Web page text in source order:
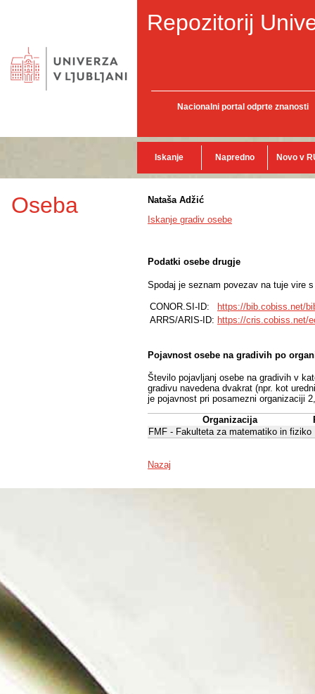
Repozitorij
Nacionalni portal odprte znanosti
Iskanje Napredno Novo v
Oseba
Nataša Adžić
Iskanje gradiv osebe
Podatki osebe drugje
Spodaj je seznam povezav na tuje vire
CONOR.SI-ID:
https://bib.cobiss.net/
ARRS/ARIS-ID: https://cris.cobiss.net/
Pojavnost osebe na gradivih po
Število pojavljanj osebe na gradivih v
gradivu navedena dvakrat (npr. kot
je pojavnost pri posamezni organizaciji
Organizacija
FMF - Fakulteta za matematiko in fiziko
Nazaj